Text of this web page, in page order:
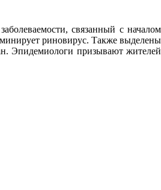
связанный с началом
риновирус. Также выделены
Эпидемиологи призывают жителей